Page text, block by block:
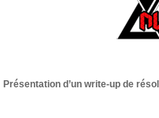
Présentation d’un write-up de